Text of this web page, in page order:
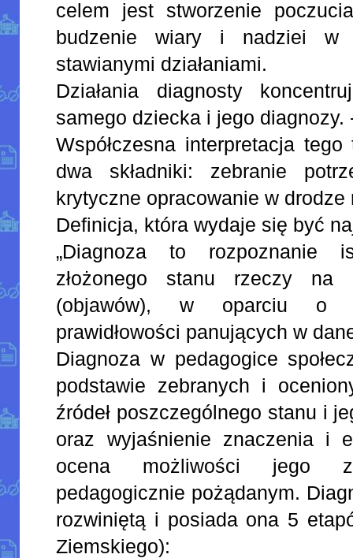
celem jest stworzenie
budzenie wiary i nadziei w
stawianymi działaniami.
Działania diagnosty
samego dziecka i jego diagnozy.
Współczesna interpretacja
dwa składniki: zebranie
krytyczne opracowanie w drodze
Definicja, która wydaje się być
„Diagnoza to rozpoznanie
złożonego stanu rzeczy na
(objawów), w oparciu o
prawidłowości panujących w
Diagnoza w pedagogice
podstawie zebranych i
źródeł poszczególnego stanu i
oraz wyjaśnienie znaczenia i
ocena możliwości jego
pedagogicznie pożądanym.
rozwiniętą i posiada ona 5
Ziemskiego):